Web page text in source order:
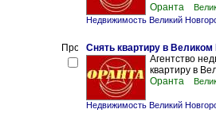
Оранта
Недвижимость Великий
Снять квартиру в Великом
Агентство
квартиру в
Оранта
Недвижимость Великий